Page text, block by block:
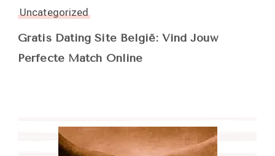
Uncategorized
Gratis Dating Site België: Vind Jouw
Perfecte Match Online